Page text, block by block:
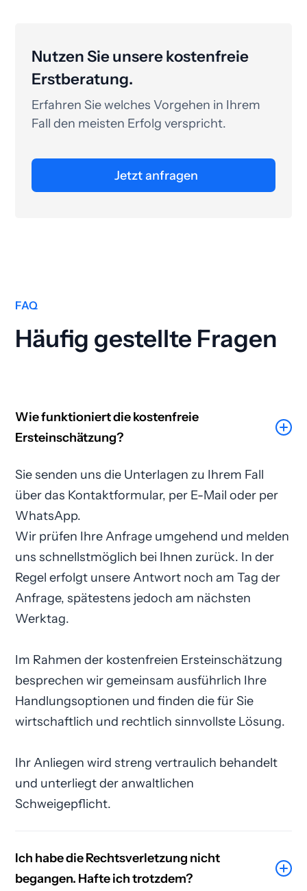
Nutzen Sie unsere kostenfreie
Erstberatung.
Erfahren Sie welches Vorgehen in Ihrem
Fall den meisten Erfolg verspricht.
Jetzt anfragen
FAQ
Häufig gestellte Fragen
Wie funktioniert die kostenfreie
Ersteinschätzung?
Sie senden uns die Unterlagen zu Ihrem Fall
über das Kontaktformular, per E-Mail oder per
WhatsApp.
Wir prüfen Ihre Anfrage umgehend und melden
uns schnellstmöglich bei Ihnen zurück. In der
Regel erfolgt unsere Antwort noch am Tag der
Anfrage, spätestens jedoch am nächsten
Werktag.
Im Rahmen der kostenfreien Ersteinschätzung
besprechen wir gemeinsam ausführlich Ihre
Handlungsoptionen und finden die für Sie
wirtschaftlich und rechtlich sinnvollste Lösung.
Ihr Anliegen wird streng vertraulich behandelt
und unterliegt der anwaltlichen
Schweigepflicht.
Ich habe die Rechtsverletzung nicht
begangen. Hafte ich trotzdem?